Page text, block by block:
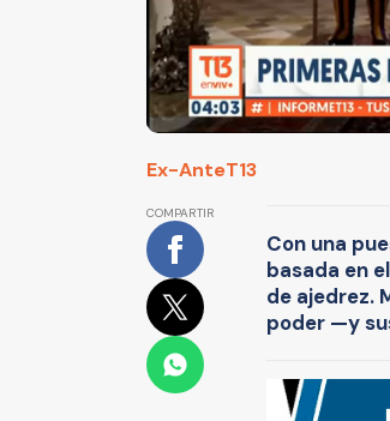
Ex-AnteT13
COMPARTIR
Con una
basada en
de ajedrez.
poder —y